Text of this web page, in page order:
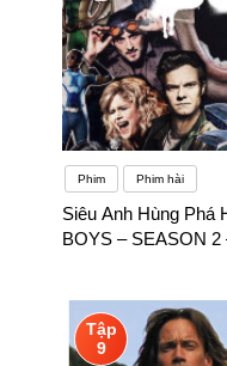
Phim Phim hài
Siêu Anh Hùng Phá
BOYS – SEASON
Tập
9